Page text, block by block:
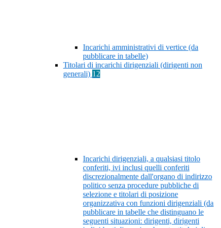
Incarichi amministrativi di vertice (da
pubblicare in tabelle)
Titolari di incarichi dirigenziali (dirigenti non
generali) 12
Incarichi dirigenziali, a qualsiasi titolo
conferiti, ivi inclusi quelli conferiti
discrezionalmente dall'organo di indirizzo
politico senza procedure pubbliche di
selezione e titolari di posizione
organizzativa con funzioni dirigenziali (da
pubblicare in tabelle che distinguano le
seguenti situazioni: dirigenti, dirigenti